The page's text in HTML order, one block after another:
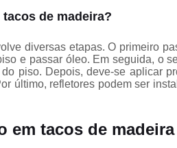
tacos de
madeiras
de pisos de
de madeira?
diversas etapas. O primeiro
e passar óleo. Em seguida, o
piso. Depois, deve-se aplicar
último, refletores podem ser
em tacos de madeira